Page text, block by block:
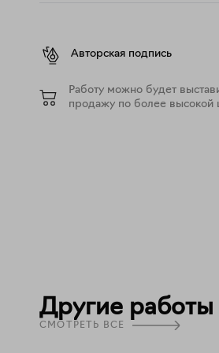
Авторская подпись
Работу можно будет
продажу по более высокой
Другие
СМОТРЕТЬ ВСЕ